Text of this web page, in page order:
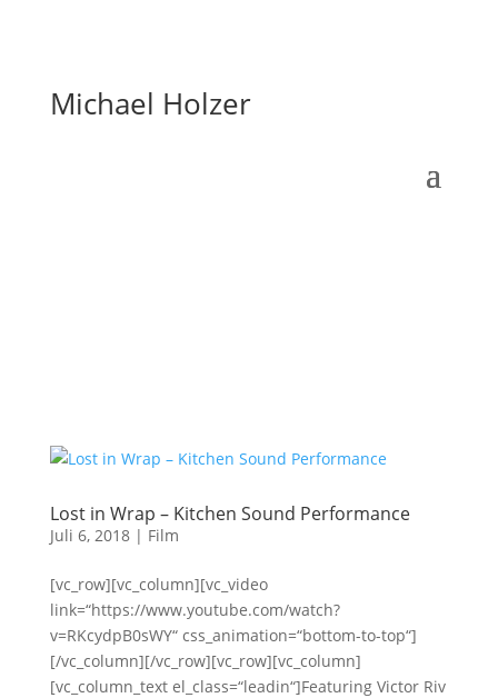
Michael Holzer
Lost in Wrap – Kitchen Sound Performance
Juli 6, 2018| Film
[vc_row][vc_column][vc_video
link=“https://www.youtube.com/watch?
v=RKcydpB0sWY“ css_animation=“bottom-to-top“]
[/vc_column][/vc_row][vc_row][vc_column]
[vc_column_text el_class=“leadin“]Featuring Victor Riv